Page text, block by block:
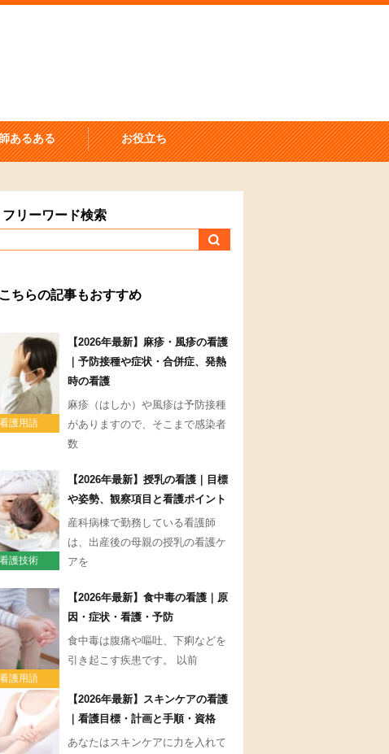
あるある お役立ち
フリーワード検索
こちらの記事もおすすめ
看護用語
【2026年最新】麻疹・風疹の看護
｜予防接種や症状・合併症、発熱
時の看護
麻疹（はしか）や風疹は予防接種
がありますので、そこまで感染者
数
看護技術
【2026年最新】授乳の看護｜目標
や姿勢、観察項目と看護ポイント
産科病棟で勤務している看護師
は、出産後の母親の授乳の看護ケ
アを
看護用語
【2026年最新】食中毒の看護｜原
因・症状・看護・予防
食中毒は腹痛や嘔吐、下痢などを
引き起こす疾患です。 以前
【2026年最新】スキンケアの看護
｜看護目標・計画と手順・資格
あなたはスキンケアに力を入れて